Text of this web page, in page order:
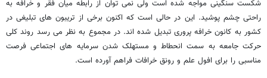
شکست سنگینی مواجه شده است ولی نمی توان از رابطه میان فقر و خرافه به
راحتی چشم پوشید. این در حالی است که اکنون برخی از تریبون های تبلیغی در
کشور به کانون خرافه پروری تبدیل شده اند. در مجموع به نظر می رسد روند کلی
حرکت جامعه به سمت انحطاط و مستهلک شدن سرمایه های اجتماعی فرصت
مناسبی را برای افول علم و رونق خرافات فراهم آورده است.